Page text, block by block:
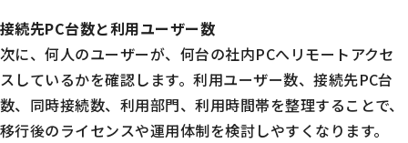
接続先PC台数と利用ユーザー数
次に、何人のユーザーが、何台の社内PCへリモートアクセ
スしているかを確認します。利用ユーザー数、接続先PC台
数、同時接続数、利用部門、利用時間帯を整理することで、
移行後のライセンスや運用体制を検討しやすくなります。